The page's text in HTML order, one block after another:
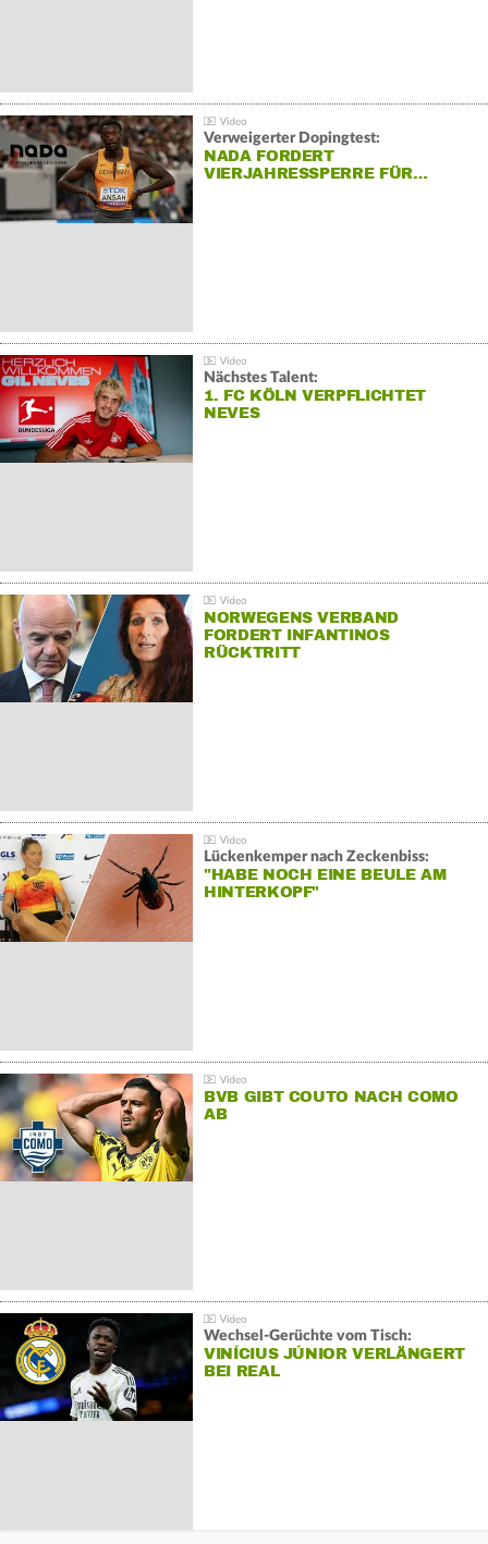
Verweigerter Dopingtest:
NADA FORDERT
VIERJAHRESSPERRE FÜR…
Nächstes Talent:
1. FC KÖLN VERPFLICHTET
NEVES
NORWEGENS VERBAND
FORDERT INFANTINOS
RÜCKTRITT
Lückenkemper nach Zeckenbiss:
"HABE NOCH EINE BEULE AM
HINTERKOPF"
BVB GIBT COUTO NACH COMO
AB
Wechsel-Gerüchte vom Tisch:
VINÍCIUS JÚNIOR VERLÄNGERT
BEI REAL